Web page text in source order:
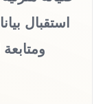
استقبال